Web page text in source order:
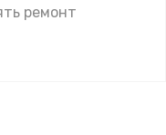
ремонт